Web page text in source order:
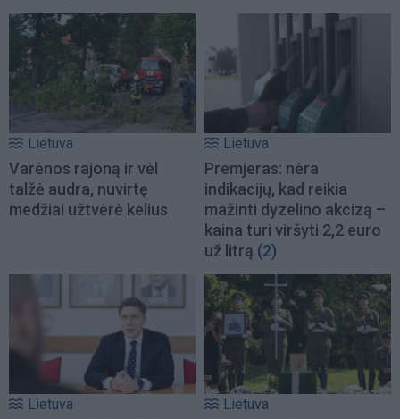
Lietuva
Varėnos rajoną ir vėl
talžė audra, nuvirtę
medžiai užtvėrė kelius
Lietuva
Premjeras: nėra
indikacijų, kad reikia
mažinti dyzelino akcizą –
kaina turi viršyti 2,2 euro
už litrą (2)
Lietuva Lietuva